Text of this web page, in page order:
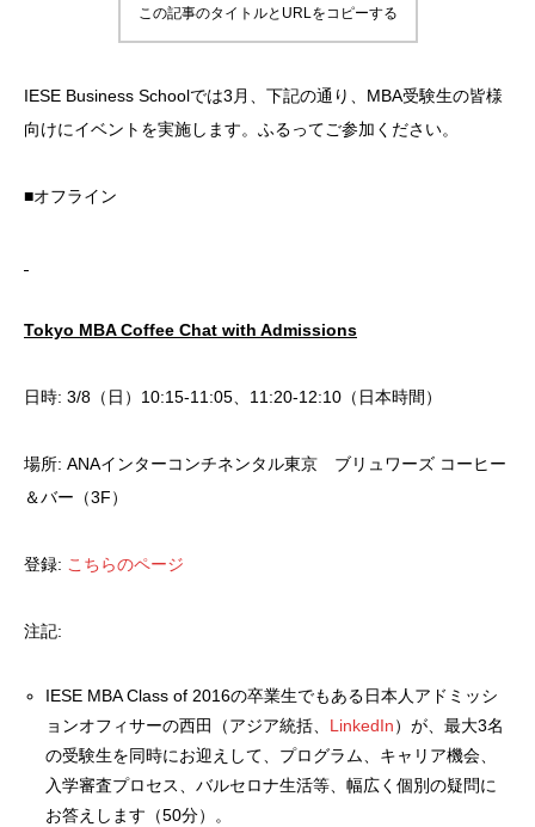
この記事のタイトルとURLをコピーする
IESE Business Schoolでは3月、下記の通り、MBA受験生の皆様
向けにイベントを実施します。ふるってご参加ください。
■オフライン
Tokyo MBA Coffee Chat with Admissions
日時: 3/8（日）10:15-11:05、11:20-12:10（日本時間）
場所: ANAインターコンチネンタル東京 ブリュワーズ コーヒー
＆バー（3F）
登録: こちらのページ
注記:
IESE MBA Class of 2016の卒業生でもある日本人アドミッシ
ョンオフィサーの西田（アジア統括、 LinkedIn）が、最大3名
の受験生を同時にお迎えして、プログラム、キャリア機会、
入学審査プロセス、バルセロナ生活等、幅広く個別の疑問に
お答えします（50分）。